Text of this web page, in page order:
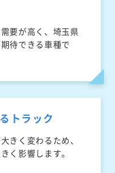
要が高く、埼玉県
待できる車種で
トラック
きく変わるため、
く影響します。